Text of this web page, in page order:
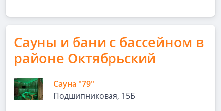
Сауны и бани с бассейном в
районе Октябрьский
Сауна "79"
Подшипниковая, 15Б